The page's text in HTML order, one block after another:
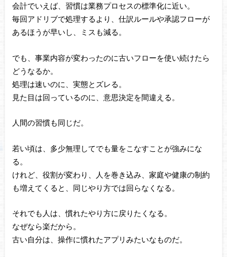
会計でいえば、習慣は業務プロセスの標準化に近い。
毎回アドリブで処理するより、仕訳ルールや承認フローが
あるほうが早いし、ミスも減る。
でも、事業内容が変わったのに古いフローを使い続けたら
どうなるか。
処理は速いのに、実態とズレる。
見た目は回っているのに、意思決定を間違える。
人間の習慣も同じだ。
若い頃は、多少無理してでも量をこなすことが強みにな
る。
けれど、役割が変わり、人を巻き込み、家庭や健康の制約
も増えてくると、同じやり方では回らなくなる。
それでも人は、慣れたやり方に戻りたくなる。
なぜなら楽だから。
古い自分は、操作に慣れたアプリみたいなものだ。